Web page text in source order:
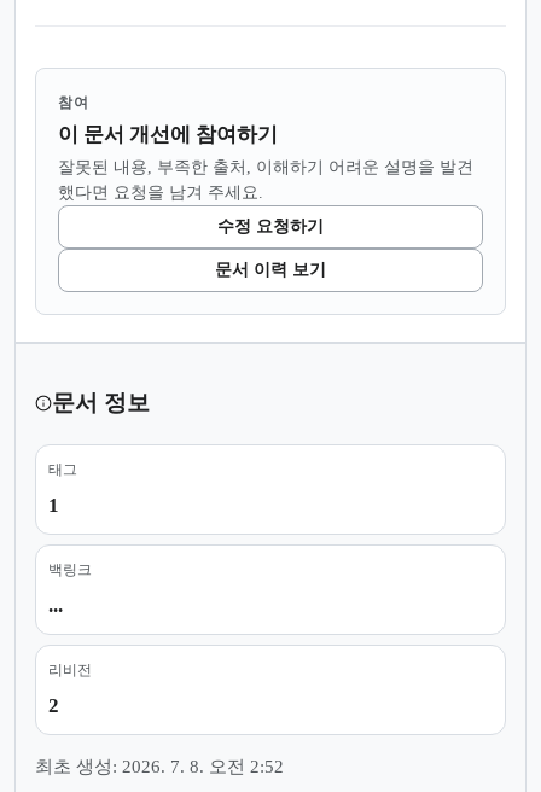
참여
이 문서 개선에 참여하기
잘못된 내용, 부족한 출처, 이해하기 어려운 설명을 발견
했다면 요청을 남겨 주세요.
수정 요청하기
문서 이력 보기
문서 정보
태그
1
백링크
...
리비전
2
최초 생성: 2026. 7. 8. 오전 2:52